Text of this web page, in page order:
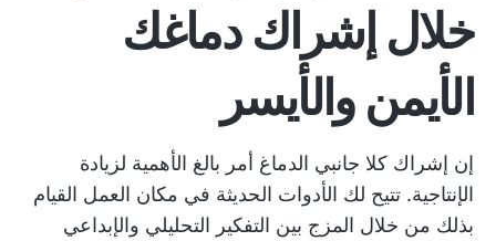
خلال إشراك دماغك
الأيمن والأيسر
إن إشراك كلا جانبي الدماغ أمر بالغ الأهمية لزيادة
الإنتاجية. تتيح لك الأدوات الحديثة في مكان العمل القيام
بذلك من خلال المزج بين التفكير التحليلي والإبداعي